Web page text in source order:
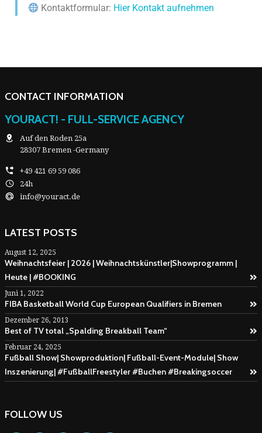
Kontaktformular: Hier Kontakt aufnehmen
CONTACT INFORMATION
YOURACT! - FULL-SERVICE AGENCY
Auf den Roden 25a
28307 Bremen -Germany
+49 421 69 59 086
24h
info@youract.de
LATEST POSTS
August 12, 2025
Weihnachtsfeier | 2026 | Weihnachtskünstler|Showprogramm |
Heute | #BOOKING
Juni 1, 2022
FIBA Basketball World Cup European Qualifiers in Bremen
Dezember 26, 2013
Best of TV total „Spalding Breakball Team“
Februar 24, 2025
Fußball Show| Showproduktion| Fußball-Event-Module| Show
Inszenierung| #FußballFreestyler #Buchen #Breakingsoccer
FOLLOW US